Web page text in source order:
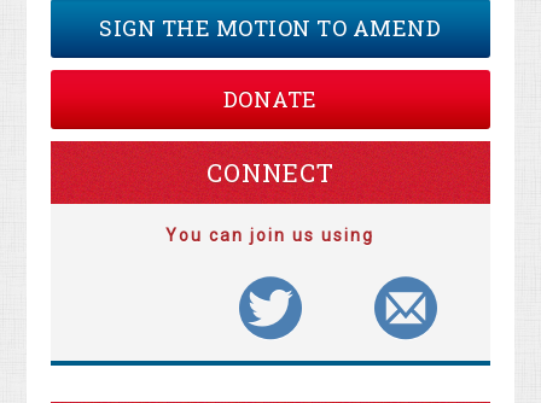
SIGN THE MOTION TO AMEND
DONATE
CONNECT
You can join us using